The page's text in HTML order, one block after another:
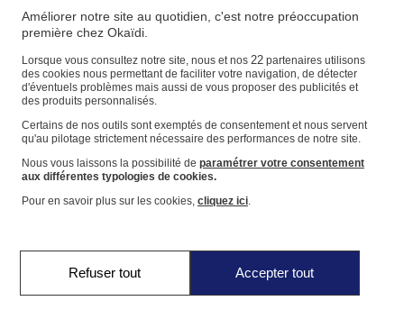
Magasin
Vos informations personnelles
Suivre une commande
Panier
Favoris
Naissance0-12 mois
Améliorer notre site au quotidien, c'est notre préoccupation
première chez Okaïdi.
Lorsque vous consultez notre site, nous et nos 22partenaires utilisons
des cookies nous permettant de faciliter votre navigation, de détecter
d'éventuels problèmes mais aussi de vous proposer des publicités et
des produits personnalisés.
Certains de nos outils sont exemptés de consentement et nous servent
qu'au pilotage strictement nécessaire des performances de notre site.
Nous vous laissons la possibilité de paramétrer votre consentement
aux différentes typologies de cookies.
Pour en savoir plus sur les cookies, cliquez ici.
Refuser tout Accepter tout